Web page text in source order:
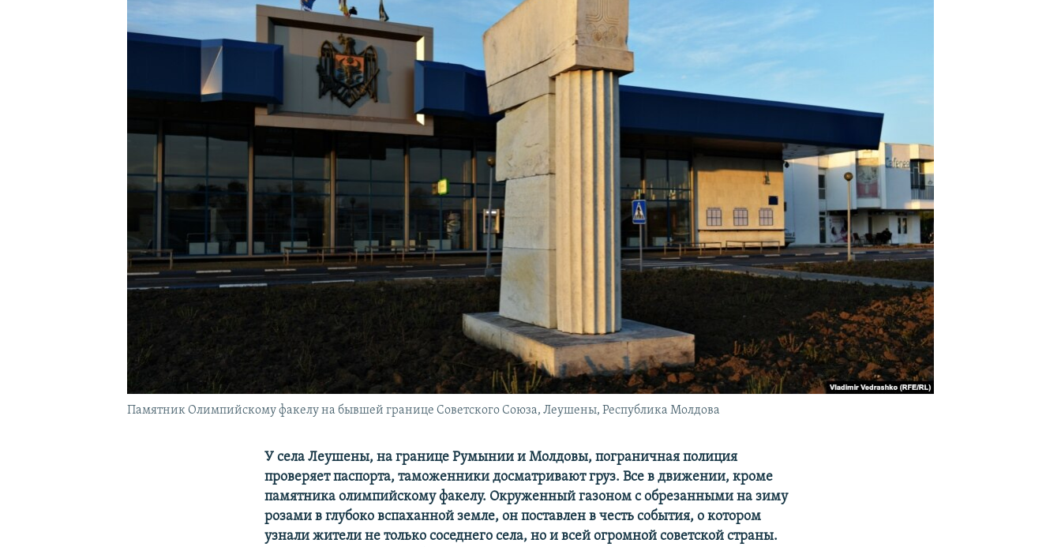
КРЫМ.НЕПОКОРЕННЫЙ
УКРАИНСКАЯ ПРОБЛЕМА КРЫМА
Памятник Олимпийскому факелу на бывшей границе Советского Союза, Леушены, Республика Молдова
У села Леушены, на границе Румынии и Молдовы, пограничная полиция
проверяет паспорта, таможенники досматривают груз. Все в движении, кроме
памятника олимпийскому факелу. Окруженный газоном с обрезанными на зиму
розами в глубоко вспаханной земле, он поставлен в честь события, о котором
узнали жители не только соседнего села, но и всей огромной советской страны.